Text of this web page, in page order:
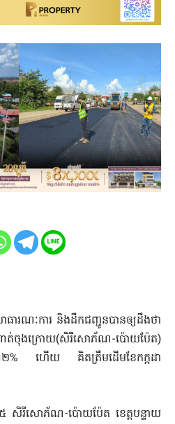
ារណៈការ និងដឹកជញ្ជូនបានឲ្យដឹងថា
ត់ចុងក្រោយ(សិរីសោភ័ណ-ប៉ោយប៉ែត)
ន៣២% ហើយ គិតត្រឹមដើមខែកក្កដា
សិរីសោភ័ណ-ប៉ោយប៉ែត ខេត្តបន្ទាយ